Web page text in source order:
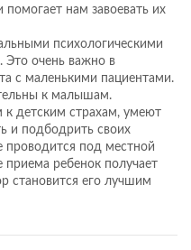
нам завоевать их
психологическими
очень важно в
с маленькими пациентами.
к малышам.
детским страхам, умеют
и подбодрить своих
проводится под местной
ребенок получает
становится его лучшим